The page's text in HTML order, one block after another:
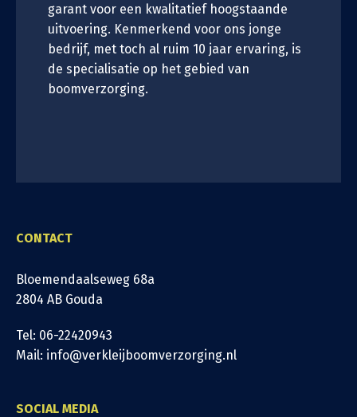
garant voor een kwalitatief hoogstaande
uitvoering. Kenmerkend voor ons jonge
bedrijf, met toch al ruim 10 jaar ervaring, is
de specialisatie op het gebied van
boomverzorging.
CONTACT
Bloemendaalseweg 68a
2804 AB Gouda
Tel: 06-22420943
Mail: info@verkleijboomverzorging.nl
SOCIAL MEDIA